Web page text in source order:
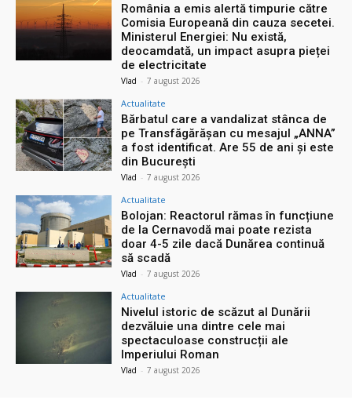
România a emis alertă timpurie către
Comisia Europeană din cauza secetei.
Ministerul Energiei: Nu există,
deocamdată, un impact asupra pieței
de electricitate
Vlad - 7 august 2026
Actualitate
Bărbatul care a vandalizat stânca de
pe Transfăgărășan cu mesajul „ANNA”
a fost identificat. Are 55 de ani și este
din București
Vlad - 7 august 2026
Actualitate
Bolojan: Reactorul rămas în funcțiune
de la Cernavodă mai poate rezista
doar 4-5 zile dacă Dunărea continuă
să scadă
Vlad - 7 august 2026
Actualitate
Nivelul istoric de scăzut al Dunării
dezvăluie una dintre cele mai
spectaculoase construcții ale
Imperiului Roman
Vlad - 7 august 2026